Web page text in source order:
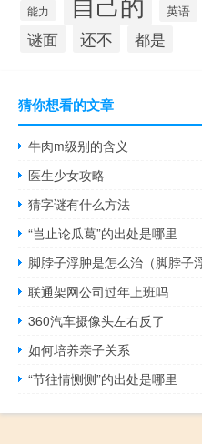
能力 英语
谜面 还不 都是
猜你想看的文章
牛肉m级别的含义
医生少女攻略
猜字谜有什么方法
“岂止论瓜葛”的出处是哪里
脚脖子浮肿是怎么治（脚脖子
联通架网公司过年上班吗
360汽车摄像头左右反了
如何培养亲子关系
“节往情恻恻”的出处是哪里